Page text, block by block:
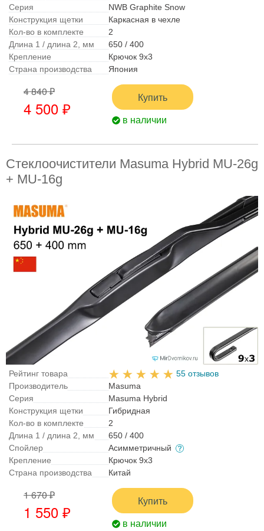
Серия
NWB Graphite Snow
Конструкция щетки
Каркасная в чехле
Кол-во в комплекте
2
Длина 1 / длина 2, мм
650 / 400
Крепление
Крючок 9x3
Страна производства
Япония
4 840 ₽
4 500 ₽
Купить
в наличии
Стеклоочистители Masuma Hybrid MU-26g
+ MU-16g
Рейтинг товара
55 отзывов
Производитель
Masuma
Серия
Masuma Hybrid
Конструкция щетки
Гибридная
Кол-во в комплекте
2
Длина 1 / длина 2, мм
650 / 400
Спойлер
Асимметричный
Крепление
Крючок 9x3
Страна производства
Китай
1 670 ₽
1 550 ₽
Купить
в наличии